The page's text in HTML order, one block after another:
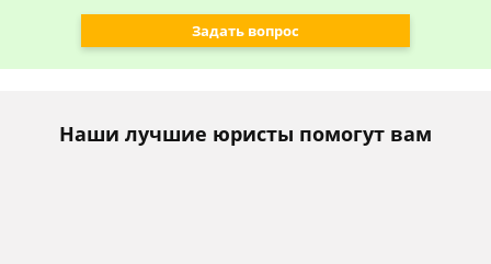
Задать вопрос
Наши лучшие юристы помогут вам